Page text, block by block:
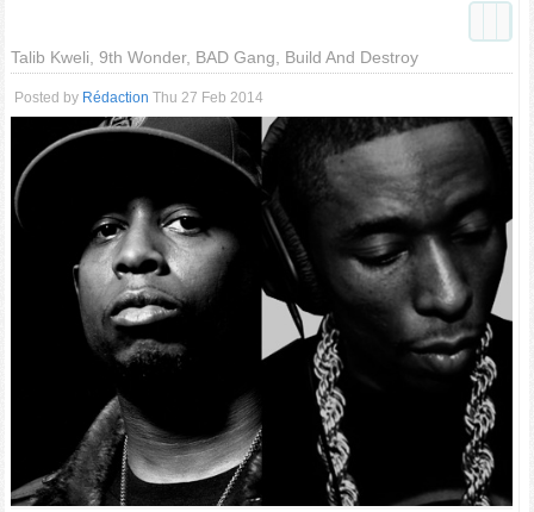
Talib Kweli, 9th Wonder, BAD Gang, Build And Destroy
Posted by Rédaction Thu 27 Feb 2014